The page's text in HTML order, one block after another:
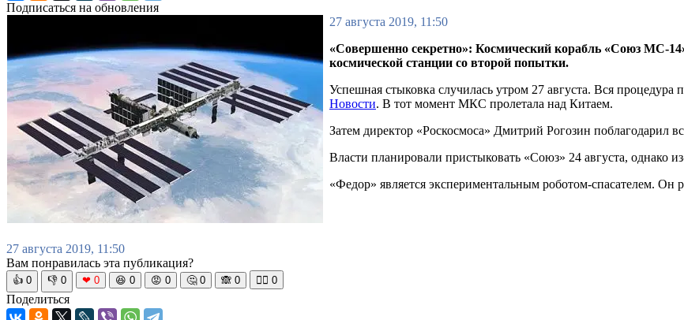
Подписаться на обновления
27 августа 2019, 11:50
«Совершенно секретно»: Космический корабль «Союз МС-
космической станции со второй попытки.
Успешная стыковка случилась утром 27 августа. Вся
Новости. В тот момент МКС пролетала над Китаем.
Затем директор «Роскосмоса» Дмитрий Рогозин поблагодарил
Власти планировали пристыковать «Союз» 24 августа, однако
«Федор» является экспериментальным роботом-спасателем. Он
27 августа 2019, 11:50
Вам понравилась эта публикация?
👍 0 👎 0 ❤ 0 😆 0 😡 0 🤔 0 🙈 0 🧘‍♀️ 0
Поделиться